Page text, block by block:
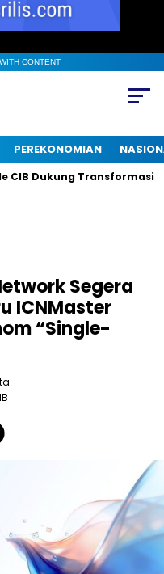
CONTENT
PEREKONOMIAN
Dukung Transformasi
Segera
ICNMaster
“Single-